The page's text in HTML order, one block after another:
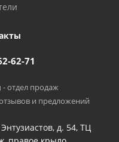
62-71
- отдел продаж
и предложений
д. 54, ТЦ